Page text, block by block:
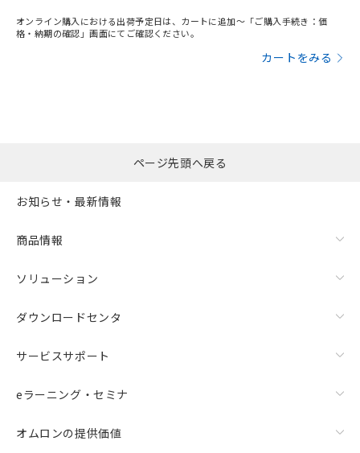
オンライン購入における出荷予定日は、カートに追加～「ご購入手続き：価
格・納期の確認」画面にてご確認ください。
カートをみる
ページ先頭へ戻る
お知らせ・最新情報
商品情報
ソリューション
ダウンロードセンタ
サービスサポート
eラーニング・セミナ
オムロンの提供価値